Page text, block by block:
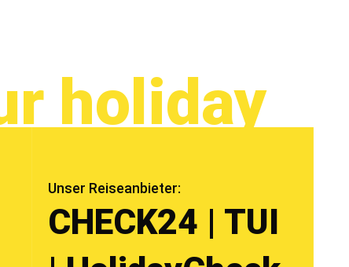
holiday
Unser Reiseanbieter:
CHECK24 | TUI